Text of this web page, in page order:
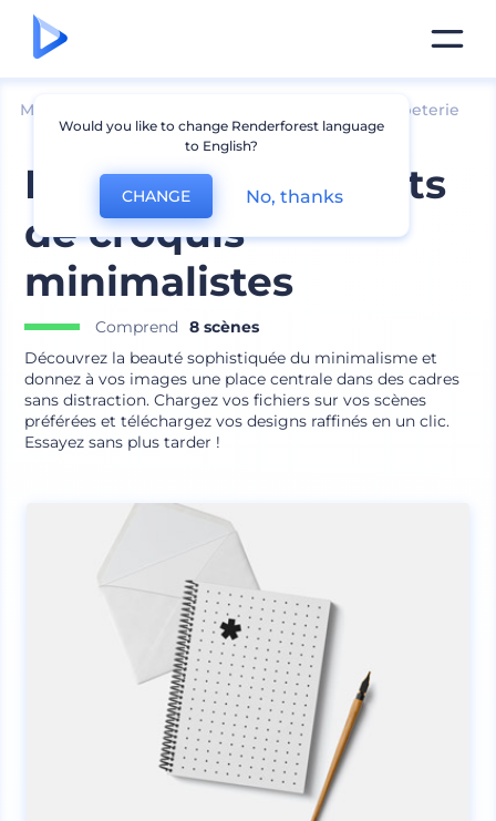
Mockups Maquette de papeterie
Mockups de carnets
de croquis
minimalistes
Comprend
8 scènes
Découvrez la beauté sophistiquée du minimalisme et
donnez à vos images une place centrale dans des cadres
sans distraction. Chargez vos fichiers sur vos scènes
préférées et téléchargez vos designs raffinés en un clic.
Essayez sans plus tarder !
Would you like to change Renderforest language
to English?
CHANGE No, thanks